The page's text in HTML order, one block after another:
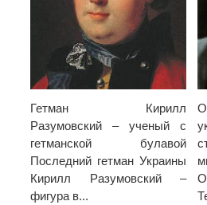
Гетман Кирилл
Разумовский – ученый с
гетманской булавой
Последний гетман Украины
Кирилл Разумовский –
фигура в...